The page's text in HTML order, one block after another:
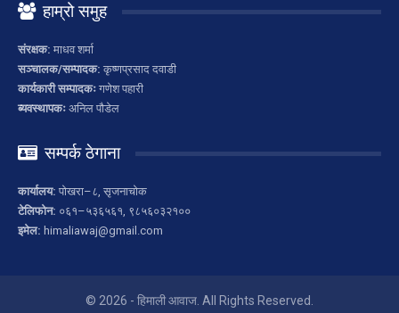
हाम्रो समुह
संरक्षक: माधव शर्मा
सञ्चालक/सम्पादक: कृष्णप्रसाद दवाडी
कार्यकारी सम्पादकः गणेश पहारी
ब्यवस्थापकः अनिल पौडेल
सम्पर्क ठेगाना
कार्यालय: पोखरा–८, सृजनाचोक
टेलिफोन: ०६१–५३६५६१, ९८५६०३२१००
इमेल: himaliawaj@gmail.com
© 2026 - हिमाली आवाज. All Rights Reserved.